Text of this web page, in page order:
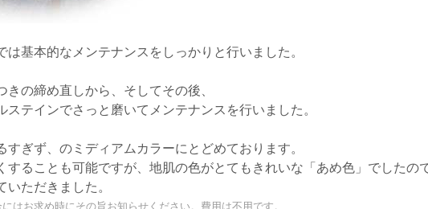
は基本的なメンテナンスをしっかりと行いました。
きの締め直しから、そしてその後、
ステインでさっと磨いてメンテナンスを行いました。
すぎず、のミディアムカラーにとどめております。
することも可能ですが、地肌の色がとてもきれいな「あめ色」でしたの
いただきました。
はお求め時にその旨お知らせください。費用は不用です。